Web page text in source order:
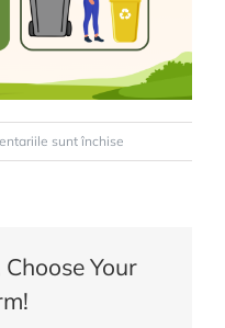
sunt închise
Calendar
deșeurilor
Your